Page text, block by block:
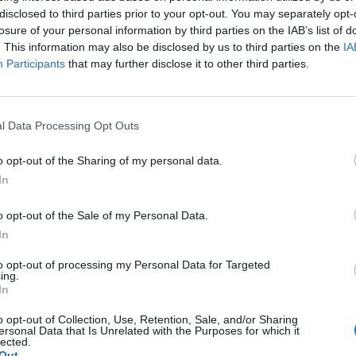
to third parties prior to your opt-out. You may separately
of your personal information by third parties on the IAB’s list of
This information may also be disclosed by us to third parties on the
Participants that may further disclose it to other third parties.
Data Processing Opt Outs
opt-out of the Sharing of my personal data.
opt-out of the Sale of my Personal Data.
opt-out of processing my Personal Data for Targeted
opt-out of Collection, Use, Retention, Sale, and/or Sharing
Data that Is Unrelated with the Purposes for which it
CE Brokernek, a Takarékbank ügynökségének az
a kereskedés a BÉT-en a mai nap folyamán. Nagy
és a Matáv gyengülhet. Richter esetében is 20,000 alatti
portfolio.hu hírarchívumához tartozik, melynek olvasása
tartalmazza:
cikkarchívum
elmúlt 2 év napon belüli